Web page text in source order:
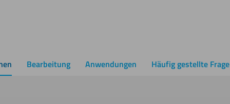
Bearbeitung Anwendungen Häufig gestellte